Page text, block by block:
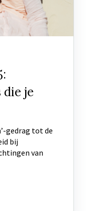
je
gedrag tot de
bij
van